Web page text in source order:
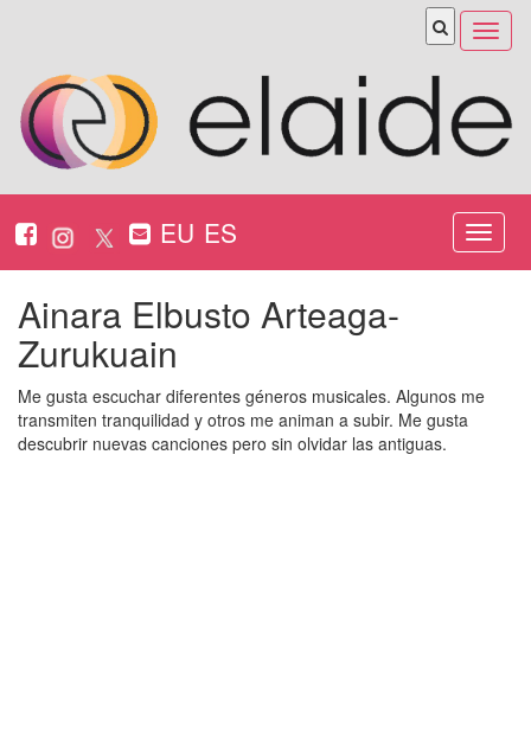
Abrir
menú
EU ES
ireki
Ainara Elbusto Arteaga-
Zurukuain
Me gusta escuchar diferentes géneros musicales. Algunos me
transmiten tranquilidad y otros me animan a subir. Me gusta
descubrir nuevas canciones pero sin olvidar las antiguas.